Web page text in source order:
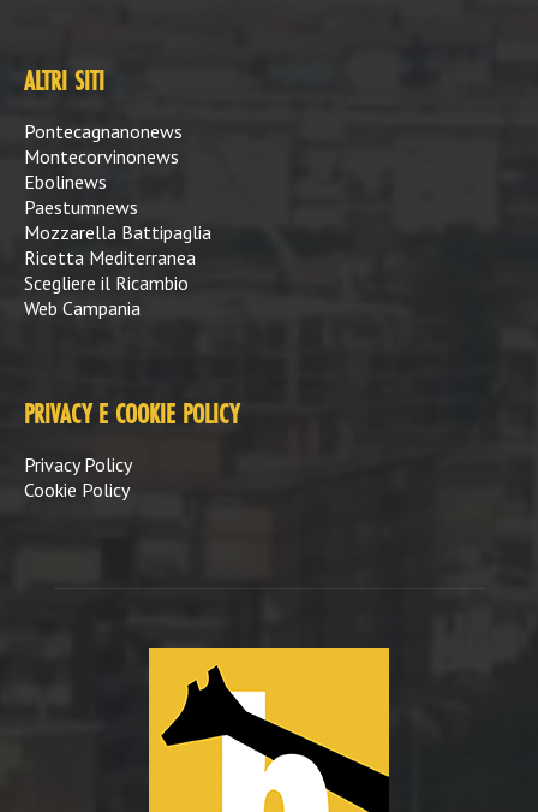
ALTRI SITI
Pontecagnanonews
Montecorvinonews
Ebolinews
Paestumnews
Mozzarella Battipaglia
Ricetta Mediterranea
Scegliere il Ricambio
Web Campania
PRIVACY E COOKIE POLICY
Privacy Policy
Cookie Policy